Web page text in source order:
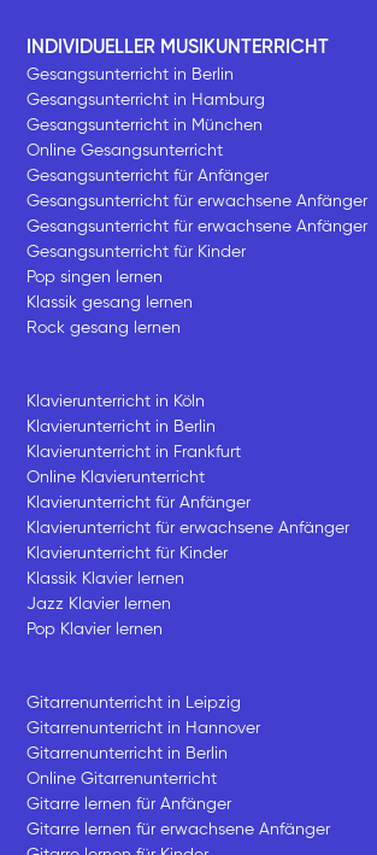
INDIVIDUELLER MUSIKUNTERRICHT
Gesangsunterricht in Berlin
Gesangsunterricht in Hamburg
Gesangsunterricht in München
Online Gesangsunterricht
Gesangsunterricht für Anfänger
Gesangsunterricht für erwachsene Anfänger
Gesangsunterricht für erwachsene Anfänger
Gesangsunterricht für Kinder
Pop singen lernen
Klassik gesang lernen
Rock gesang lernen
Klavierunterricht in Köln
Klavierunterricht in Berlin
Klavierunterricht in Frankfurt
Online Klavierunterricht
Klavierunterricht für Anfänger
Klavierunterricht für erwachsene Anfänger
Klavierunterricht für Kinder
Klassik Klavier lernen
Jazz Klavier lernen
Pop Klavier lernen
Gitarrenunterricht in Leipzig
Gitarrenunterricht in Hannover
Gitarrenunterricht in Berlin
Online Gitarrenunterricht
Gitarre lernen für Anfänger
Gitarre lernen für erwachsene Anfänger